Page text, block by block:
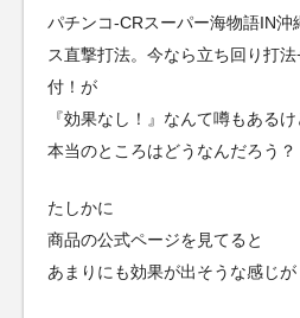
パチンコ-CRスーパー海物語IN沖
ス直撃打法。今なら立ち回り打
付！が
『効果なし！』なんて噂もある
本当のところはどうなんだろう？
たしかに
商品の公式ページを見てると
あまりにも効果が出そうな感じが